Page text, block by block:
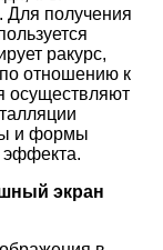
Для получения
ракурс,
по отношению к
осуществляют
и формы
эффекта.
экран